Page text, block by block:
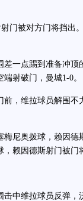
被对方门将挡出
一点踢到准备冲顶
射破门，曼城1-0。
，维拉球员解围不
尼奥拨球，赖因德
赖因德斯射门被门
中维拉球员反弹，